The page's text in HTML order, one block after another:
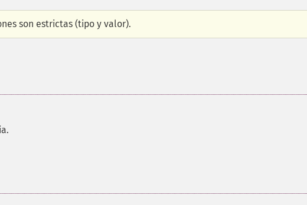
son estrictas (tipo y valor).